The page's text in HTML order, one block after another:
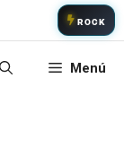
ROCK
Menú